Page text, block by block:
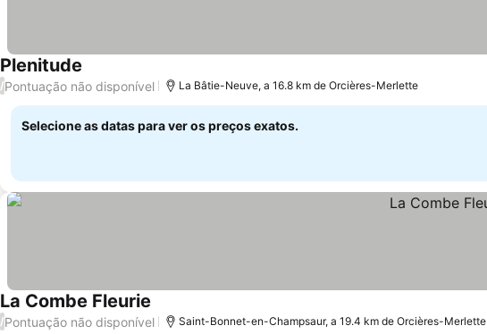
Plenitude
/Pontuação não disponível La Bâtie-Neuve, a 16.8 km de Orcières-Merlette
Selecione as datas para ver os preços exatos.
La Combe Fleurie
/Pontuação não disponível Saint-Bonnet-en-Champsaur, a 19.4 km de Orcières-Merlette